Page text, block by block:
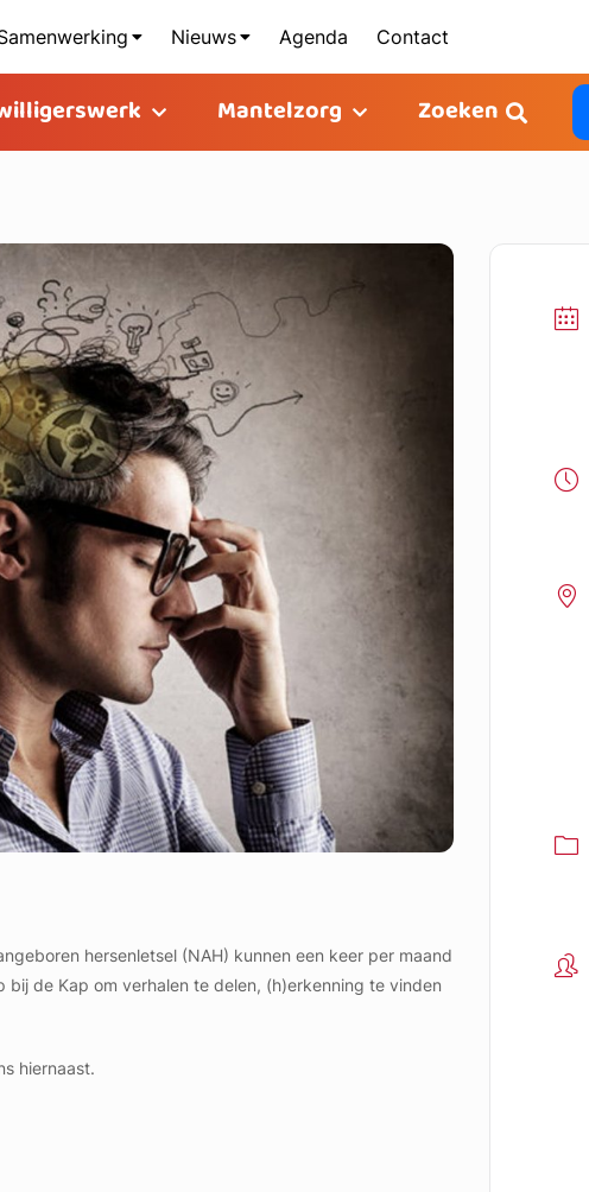
Nieuws Agenda Contact
Mantelzorg Zoeken
hersenletsel (NAH) kunnen een keer per maand
de Kap om verhalen te delen, (h)erkenning te vinden
hiernaast.